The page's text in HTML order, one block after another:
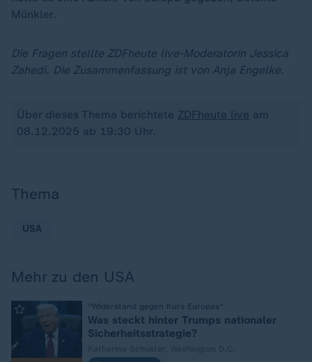
Münkler.
Die Fragen stellte ZDFheute live-Moderatorin Jessica
Zahedi. Die Zusammenfassung ist von Anja Engelke.
Über dieses Thema berichtete ZDFheute live am
08.12.2025 ab 19:30 Uhr.
Thema
USA
Mehr zu den USA
"Widerstand gegen Kurs Europas"
Was steckt hinter Trumps nationaler
Sicherheitsstrategie?